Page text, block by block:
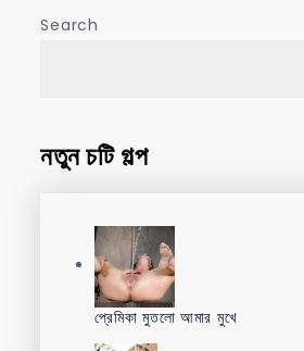
Search
নতুন চটি গল্প
প্রেমিকা মুতলো আমার মুখে